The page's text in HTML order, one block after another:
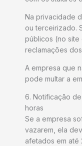
Na privacidade
ou terceirizado.
públicos (no site
reclamações
A empresa que
pode multar a
6. Notificação
horas
Se a empresa
vazarem, ela
afetados em até